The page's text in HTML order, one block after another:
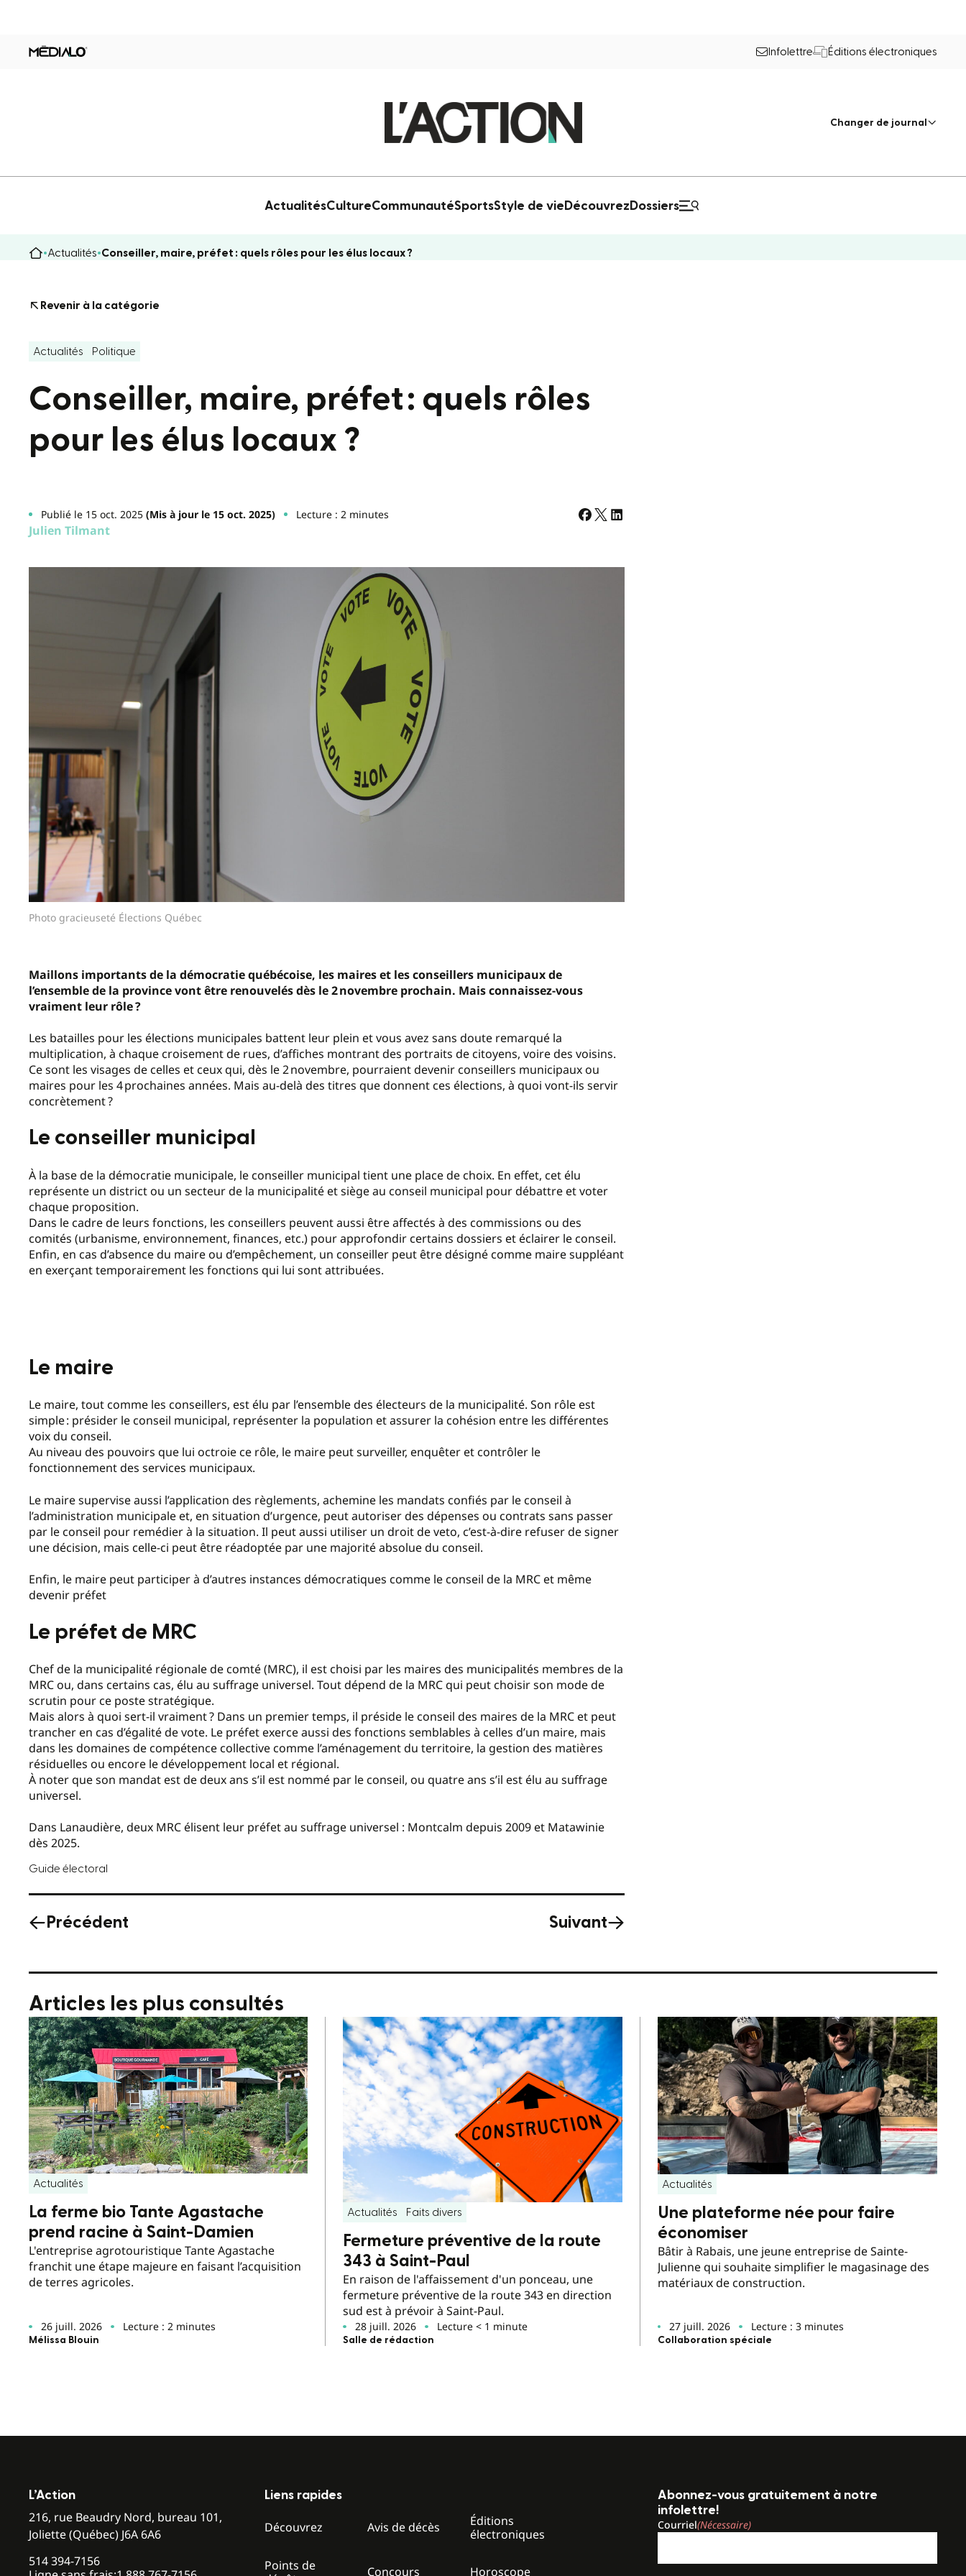
Infolettre Éditions électroniques
Changer de journal
ActualitésCultureCommunautéSportsStyle de vie Découvrez Dossiers
Actualités Conseiller, maire, préfet : quels rôles pour les élus locaux ?
Revenir à la catégorie
Actualités Politique
Conseiller, maire, préfet : quels rôles
pour les élus locaux ?
Publié le 15 oct. 2025(Mis à jour le 15 oct. 2025) Lecture : 2 minutes
Julien Tilmant
Photo gracieuseté Élections Québec
Maillons importants de la démocratie québécoise, les maires et les conseillers municipaux de
l’ensemble de la province vont être renouvelésdès le 2novembre prochain. Mais connaissez-vous
vraiment leur rôle?
Les batailles pour les élections municipales battent leur plein et vous avez sans doute remarqué la
multiplication, à chaque croisement de rues, d’affiches montrant des portraits de citoyens, voire des voisins.
Ce sont les visages de celles et ceux qui, dès le 2 novembre, pourraient devenir conseillers municipaux ou
maires pour les 4 prochaines années. Mais au-delà des titres que donnent ces élections, à quoi vont-ils servir
concrètement?
Le conseiller municipal
À la base de la démocratie municipale, le conseiller municipal tient une place de choix. En effet, cet élu
représente un district ou un secteur de la municipalité et siège au conseil municipal pour débattre et voter
chaque proposition.
Dans le cadre de leurs fonctions, les conseillers peuvent aussi être affectés à des commissions ou des
comités (urbanisme, environnement, finances, etc.) pour approfondir certains dossiers et éclairer le conseil.
Enfin, en cas d’absence du maire ou d’empêchement, un conseiller peut être désigné comme maire suppléant
en exerçant temporairement les fonctions qui lui sont attribuées.
Le maire
Le maire, tout comme les conseillers, est élu par l’ensemble des électeurs de la municipalité. Son rôle est
simple : présider le conseil municipal, représenter la population et assurer la cohésion entre les différentes
voix du conseil.
Au niveau des pouvoirs que lui octroie ce rôle, le maire peut surveiller, enquêter et contrôler le
fonctionnement des services municipaux.
Le maire supervise aussi l’application des règlements, achemine les mandats confiés par le conseil à
l’administration municipale et, en situation d’urgence, peut autoriser des dépenses ou contrats sans passer
par le conseil pour remédier à la situation. Il peut aussi utiliser un droit de veto, c’est-à-dire refuser de signer
une décision, mais celle-ci peut être réadoptée par une majorité absolue du conseil.
Enfin, le maire peut participer à d’autres instances démocratiques comme le conseil de la MRC et même
devenir préfet
Le préfet de MRC
Chef de la municipalité régionale de comté (MRC), il est choisi par les maires des municipalités membres de la
MRC ou, dans certains cas, élu au suffrage universel. Tout dépend de la MRC qui peut choisir son mode de
scrutin pour ce poste stratégique.
Mais alors à quoi sert-il vraiment? Dans un premier temps, il préside le conseil des maires de la MRC et peut
trancher en cas d’égalité de vote. Le préfet exerce aussi des fonctions semblables à celles d’un maire, mais
dans les domaines de compétence collective comme l’aménagement du territoire, la gestion des matières
résiduelles ou encore le développement local et régional.
À noter que son mandat est de deux ans s’il est nommé par le conseil, ou quatre ans s’il est élu au suffrage
universel.
Dans Lanaudière, deux MRC élisent leur préfet au suffrage universel : Montcalm depuis 2009 et Matawinie
dès 2025.
Guide électoral
Précédent Suivant
Articles les plus consultés
Actualités
La ferme bio Tante Agastache
prend racine à Saint-Damien
L'entreprise agrotouristique Tante Agastache
franchit une étape majeure en faisant l’acquisition
de terres agricoles.
26 juill. 2026 Lecture : 2 minutes
Mélissa Blouin
Actualités Faits divers
Fermeture préventive de la route
343 à Saint-Paul
En raison de l'affaissement d'un ponceau, une
fermeture préventive de la route 343 en direction
sud est à prévoir à Saint-Paul.
28 juill. 2026 Lecture < 1 minute
Salle de rédaction
Actualités
Une plateforme née pour faire
économiser
Bâtir à Rabais, une jeune entreprise de Sainte-
Julienne qui souhaite simplifier le magasinage des
matériaux de construction.
27 juill. 2026 Lecture : 3 minutes
Collaboration spéciale
L’Action
216, rue Beaudry Nord, bureau 101,
Joliette (Québec) J6A 6A6
514 394-7156
Liens rapides
Découvrez Avis de décès
Éditions
électroniques
Points de
Concours Horoscope
Abonnez-vous gratuitement à notre
infolettre!
Courriel(Nécessaire)